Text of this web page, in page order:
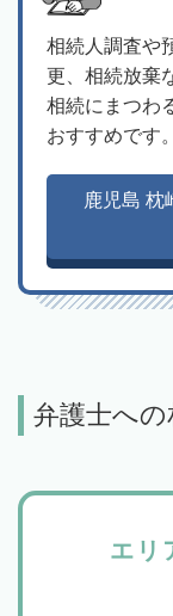
相続人調査や
更、相続放棄
相続にまつわ
おすすめです。
鹿児島 枕
弁護士へ
エリ